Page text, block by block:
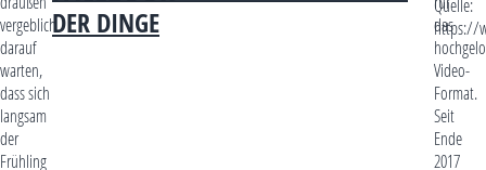
vergeblich
darauf
warten,
dass sich
langsam
der
Frühling
DER DINGE
das
Video-
Format.
Seit
Ende
2017
https://